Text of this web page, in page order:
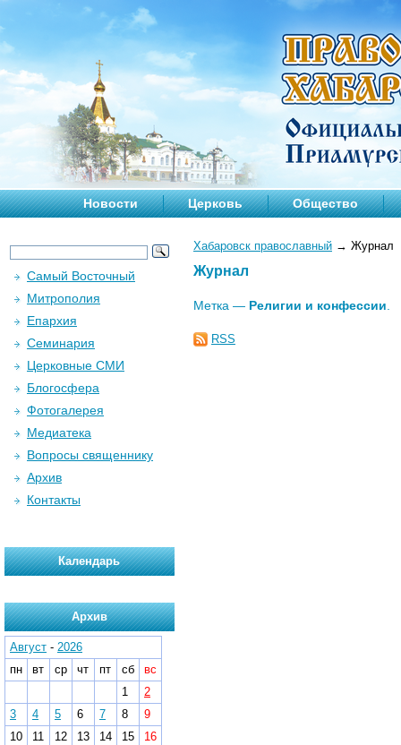
Новости Церковь Общество
Хабаровск православный → Журнал
Журнал
Метка — Религии и конфессии
RSS
Самый Восточный
Митрополия
Епархия
Семинария
Церковные СМИ
Блогосфера
Фотогалерея
Медиатека
Вопросы священнику
Архив
Контакты
Календарь
Архив
Август - 2026
пн
вт ср чт пт сб
вс
1
2
3
4 5 6 7 8
9
10
11 12 13 14 15
16